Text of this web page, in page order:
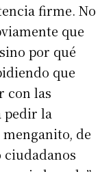
firme. No
que
por qué
que
con las
pedir la
de